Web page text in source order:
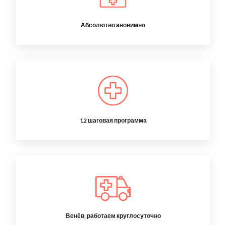
Абсолютно анонимно
12 шаговая программа
Венёв, работаем круглосуточно